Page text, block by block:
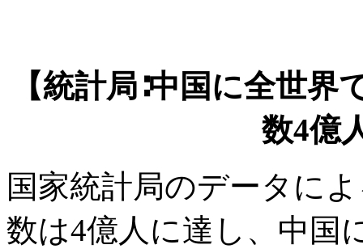
【統計局∶中国に全世
数4億
国家統計局のデータに
数は4億人に達し、中国